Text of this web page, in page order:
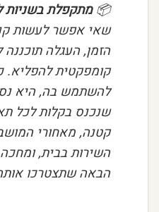
📦מתקפלת בשניות
שאי אפשר לעשות
הזמן, העגלה
קומפקטית להפליא.
להשתמש בה, היא
שנכנס בקלות לכל
קטנה, מאחורי
השירות בבית,
הבאה שתצטרכו